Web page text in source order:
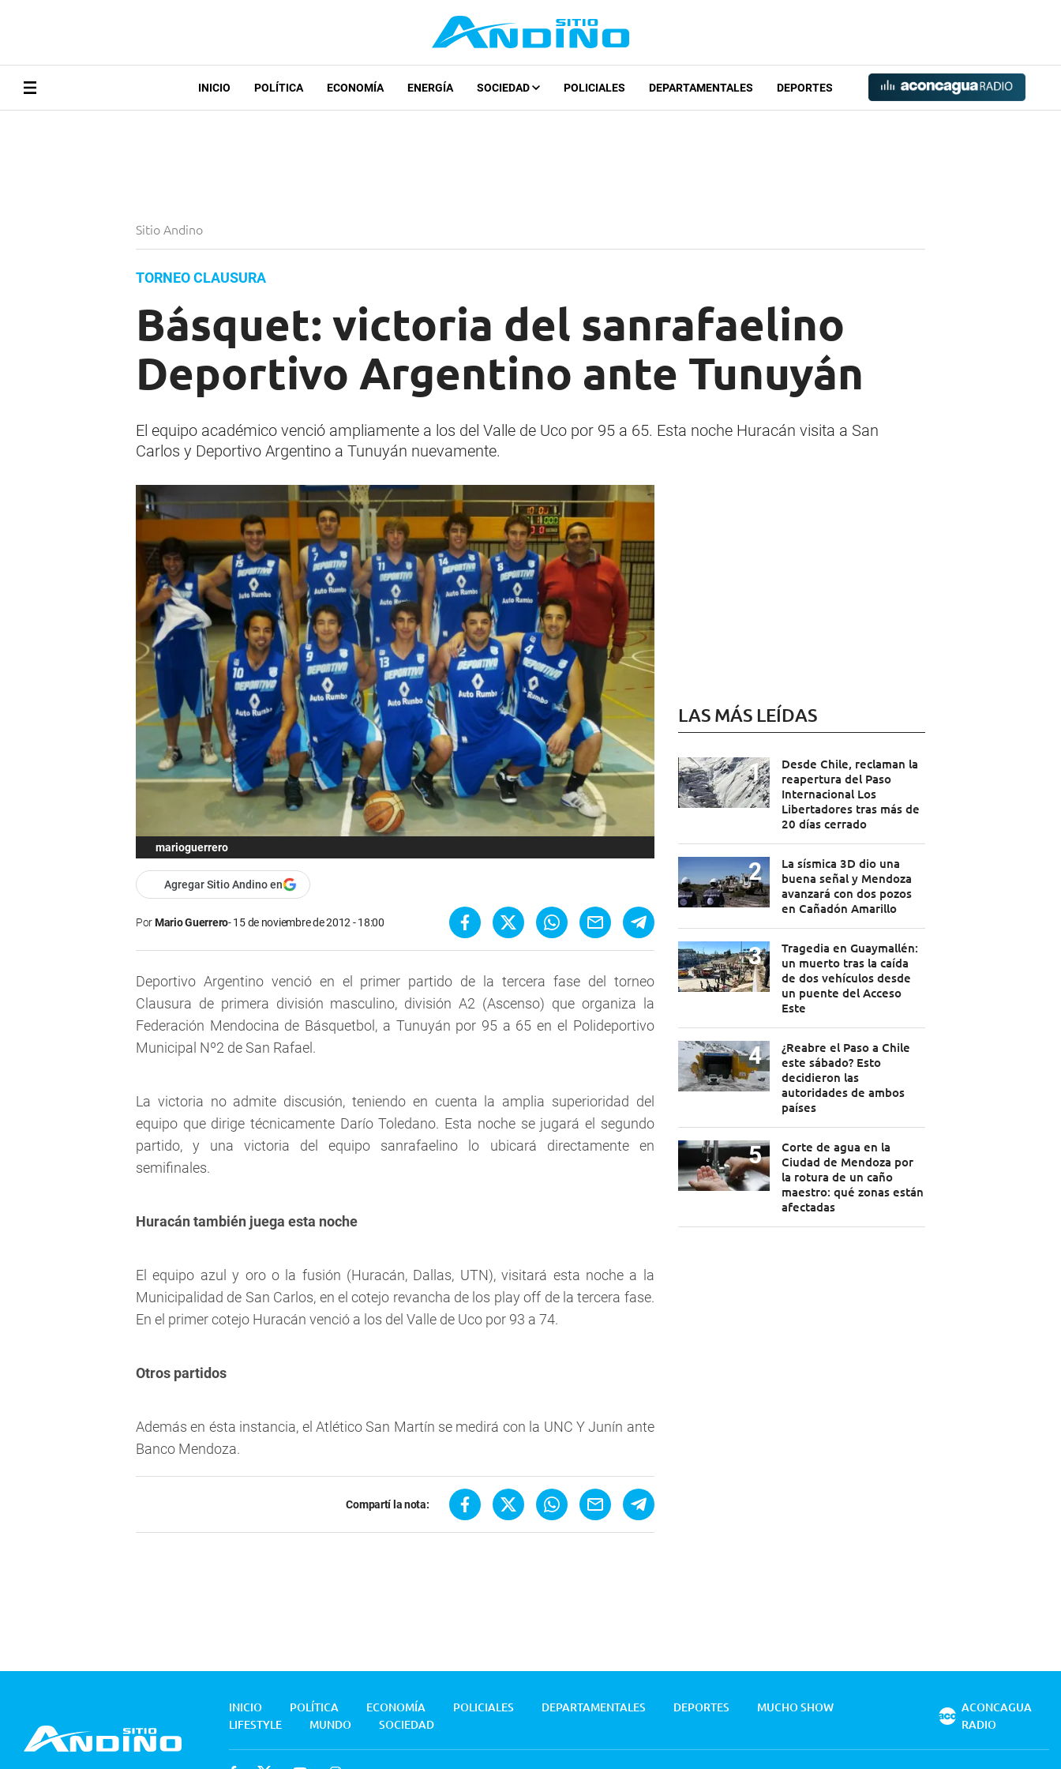
INICIO POLÍTICA ECONOMÍA ENERGÍA SOCIEDAD POLICIALES DEPARTAMENTALES DEPORTES
Sitio Andino
TORNEO CLAUSURA
Básquet: victoria del sanrafaelino
Deportivo Argentino ante Tunuyán
El equipo académico venció ampliamente a los del Valle de Uco por 95 a 65. Esta noche Huracán visita a San
Carlos y Deportivo Argentino a Tunuyán nuevamente.
marioguerrero
Agregar Sitio Andino en
PorMario Guerrero 15 de noviembre de 2012 - 18:00
Deportivo Argentino venció en el primer partido de la tercera fase del torneo
Clausura de primera división masculino, división A2 (Ascenso) que organiza la
Federación Mendocina de Básquetbol, a Tunuyán por 95 a 65 en el Polideportivo
Municipal Nº2 de San Rafael.
La victoria no admite discusión, teniendo en cuenta la amplia superioridad del
equipo que dirige técnicamente Darío Toledano. Esta noche se jugará el segundo
partido, y una victoria del equipo sanrafaelino lo ubicará directamente en
semifinales.
Huracán también juega esta noche
El equipo azul y oro o la fusión (Huracán, Dallas, UTN), visitará esta noche a la
Municipalidad de San Carlos, en el cotejo revancha de los play off de la tercera fase.
En el primer cotejo Huracán venció a los del Valle de Uco por 93 a 74.
Otros partidos
Además en ésta instancia, el Atlético San Martín se medirá con la UNC Y Junín ante
Banco Mendoza.
Compartí la nota:
LAS MÁS LEÍDAS
Desde Chile, reclaman la
reapertura del Paso
Internacional Los
Libertadores tras más de
20 días cerrado
La sísmica 3D dio una
buena señal y Mendoza
avanzará con dos pozos
en Cañadón Amarillo
Tragedia en Guaymallén:
un muerto tras la caída
de dos vehículos desde
un puente del Acceso
Este
¿Reabre el Paso a Chile
este sábado? Esto
decidieron las
autoridades de ambos
países
Corte de agua en la
Ciudad de Mendoza por
la rotura de un caño
maestro: qué zonas están
afectadas
INICIO POLÍTICA ECONOMÍA POLICIALES DEPARTAMENTALES DEPORTES
MUCHO SHOW
LIFESTYLE
MUNDO SOCIEDAD
ACONCAGUA
RADIO